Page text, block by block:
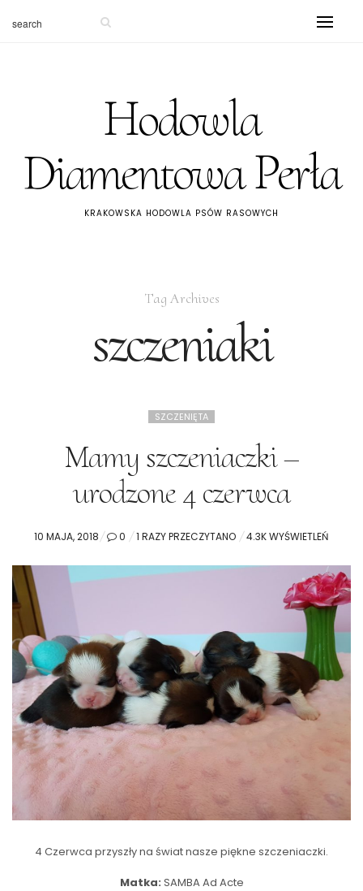
Hodowla
Diamentowa Perła
KRAKOWSKA HODOWLA PSÓW RASOWYCH
Tag Archives
szczeniaki
SZCZENIĘTA
Mamy szczeniaczki –
urodzone 4 czerwca
P
S
T
E
D
O
10 MAJA, 2018 0 1 RAZY PRZECZYTANO 4.3K WYŚWIETLEŃ
4 Czerwca przyszły na świat nasze piękne szczeniaczki.
Matka: SAMBA Ad Acte